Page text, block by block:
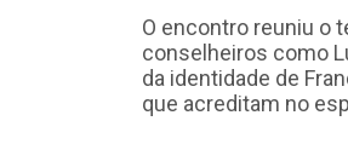
O encontro reuniu o
conselheiros como
da identidade de
que acreditam no